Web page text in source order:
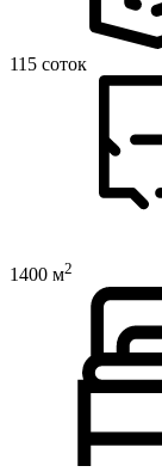
115 соток
1400 м2